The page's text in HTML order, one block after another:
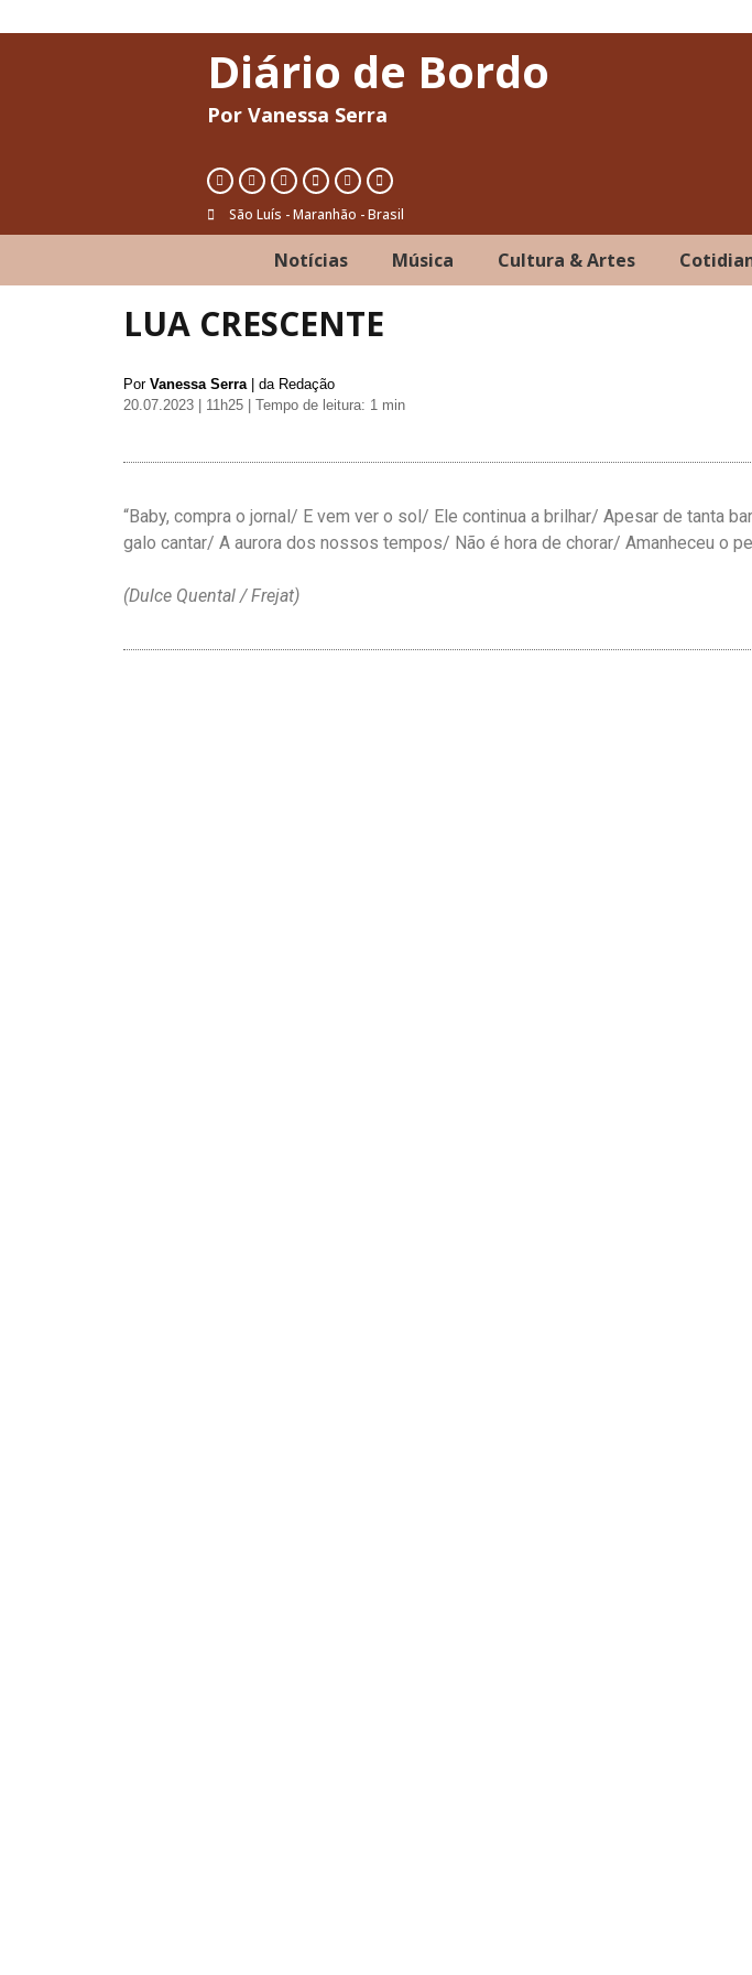
Diário de Bordo
Por Vanessa Serra
São Luís - Maranhão - Brasil
Notícias Música Cultura & Artes
LUA CRESCENTE
Por Vanessa Serra| da Redação
20.07.2023 | 11h25
| Tempo de leitura: 1 min
“Baby, compra o jornal/ E vem ver o sol/ Ele continua a brilhar/ Apesar de tanta
galo cantar/ A aurora dos nossos tempos/ Não é hora de chorar/ Amanheceu o
(Dulce Quental / Frejat)